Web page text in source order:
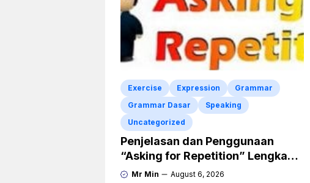
Exercise Expression
Grammar
Grammar Dasar
Speaking
Uncategorized
Penjelasan dan Penggunaan
“Asking for Repetition” Lengkap
dengan Contoh Dialog dan
Mr Min August 6, 2026